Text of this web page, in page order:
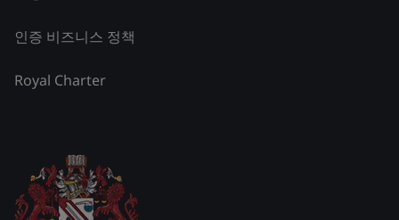
인증 비즈니스 정책
Royal Charter